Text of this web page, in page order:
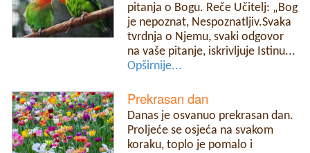
pitanja o Bogu. Reče Učitelj: „Bog
je nepoznat, Nespoznatljiv.Svaka
tvrdnja o Njemu, svaki odgovor
na vaše pitanje, iskrivljuje Istinu...
Opširnije...
Prekrasan dan
Danas je osvanuo prekrasan dan.
Proljeće se osjeća na svakom
koraku, toplo je pomalo i